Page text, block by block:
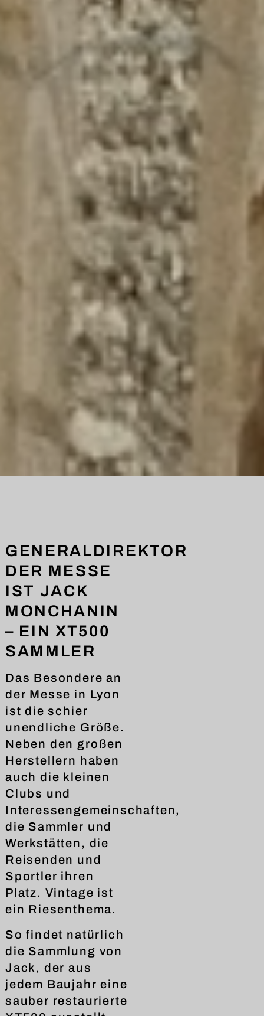
GENERALDIREKTOR
DER MESSE
IST JACK
MONCHANIN
– EIN XT500
SAMMLER
Das Besondere an
der Messe in Lyon
ist die schier
unendliche Größe.
Neben den großen
Herstellern haben
auch die kleinen
Clubs und
Interessengemeinschaften,
die Sammler und
Werkstätten, die
Reisenden und
Sportler ihren
Platz. Vintage ist
ein Riesenthema.
So findet natürlich
die Sammlung von
Jack, der aus
jedem Baujahr eine
sauber restaurierte